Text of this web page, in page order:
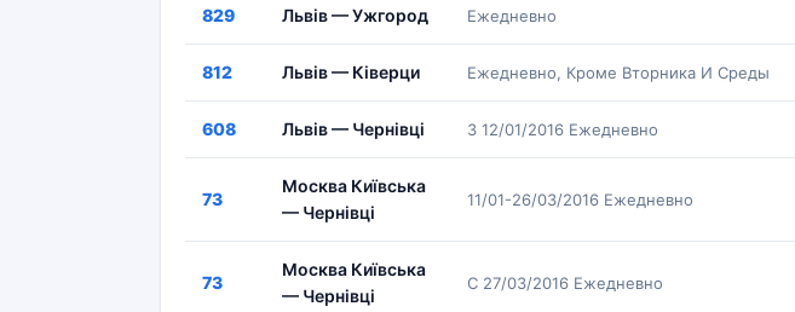
829 Львів — Ужгород Ежедневно
812 Львів — Ківерци Ежедневно, Кроме Вторника И Среды
608 Львів — Чернівці З 12/01/2016 Ежедневно
73
Москва Київська
— Чернівці
11/01-26/03/2016 Ежедневно
73
Москва Київська
— Чернівці
С 27/03/2016 Ежедневно